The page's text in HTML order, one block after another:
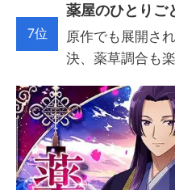
7位
薬屋のひとりご
原作でも展開さ
決、薬草調合も